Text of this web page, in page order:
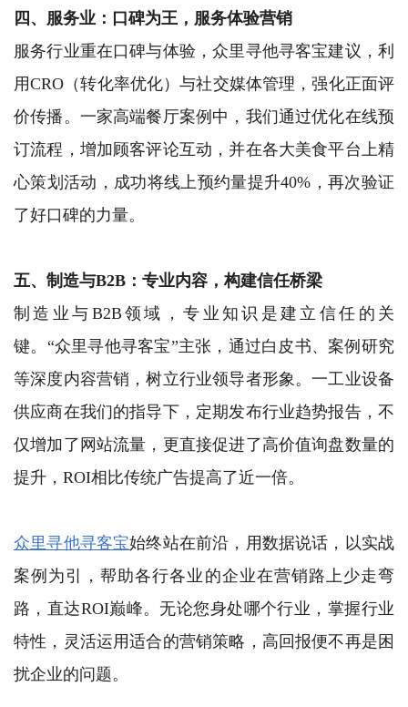
四、服务业：口碑为王，服务体验营销
服务行业重在口碑与体验，众里寻他寻客宝建议，利
用CRO（转化率优化）与社交媒体管理，强化正面评
价传播。一家高端餐厅案例中，我们通过优化在线预
订流程，增加顾客评论互动，并在各大美食平台上精
心策划活动，成功将线上预约量提升40%，再次验证
了好口碑的力量。
五、制造与B2B：专业内容，构建信任桥梁
制造业与B2B领域，专业知识是建立信任的关
键。“众里寻他寻客宝”主张，通过白皮书、案例研究
等深度内容营销，树立行业领导者形象。一工业设备
供应商在我们的指导下，定期发布行业趋势报告，不
仅增加了网站流量，更直接促进了高价值询盘数量的
提升，ROI相比传统广告提高了近一倍。
众里寻他寻客宝始终站在前沿，用数据说话，以实战
案例为引，帮助各行各业的企业在营销路上少走弯
路，直达ROI巅峰。无论您身处哪个行业，掌握行业
特性，灵活运用适合的营销策略，高回报便不再是困
扰企业的问题。